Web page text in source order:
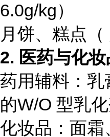
6.0g/kg）
月饼、糕点（
2. 医药与化妆
药用辅料：乳
的W/O 型乳
化妆品：面